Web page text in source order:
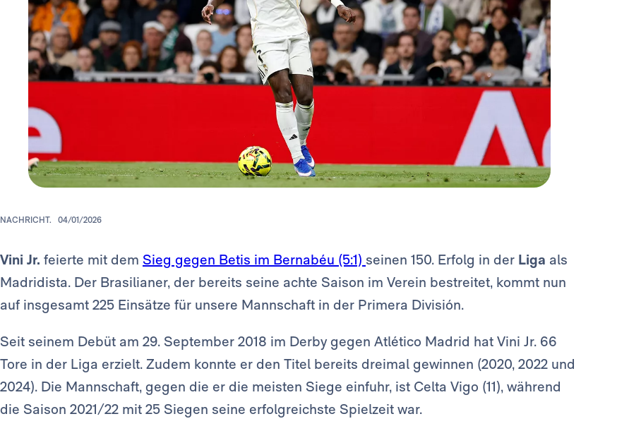
NACHRICHT. 04/01/2026
Vini Jr. feierte mit dem Sieg gegen Betis im Bernabéu (5:1) seinen 150. Erfolg in der Liga als
Madridista. Der Brasilianer, der bereits seine achte Saison im Verein bestreitet, kommt nun
auf insgesamt 225 Einsätze für unsere Mannschaft in der Primera División.
Seit seinem Debüt am 29. September 2018 im Derby gegen Atlético Madrid hat Vini Jr. 66
Tore in der Liga erzielt. Zudem konnte er den Titel bereits dreimal gewinnen (2020, 2022 und
2024). Die Mannschaft, gegen die er die meisten Siege einfuhr, ist Celta Vigo (11), während
die Saison 2021/22 mit 25 Siegen seine erfolgreichste Spielzeit war.